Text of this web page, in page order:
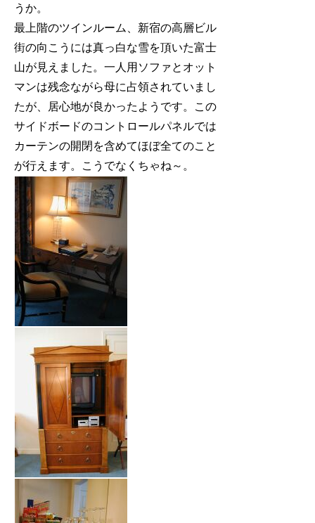
うか。
最上階のツインルーム、新宿の高層ビル
街の向こうには真っ白な雪を頂いた富士
山が見えました。一人用ソファとオット
マンは残念ながら母に占領されていまし
たが、居心地が良かったようです。この
サイドボードのコントロールパネルでは
カーテンの開閉を含めてほぼ全てのこと
が行えます。こうでなくちゃね～。